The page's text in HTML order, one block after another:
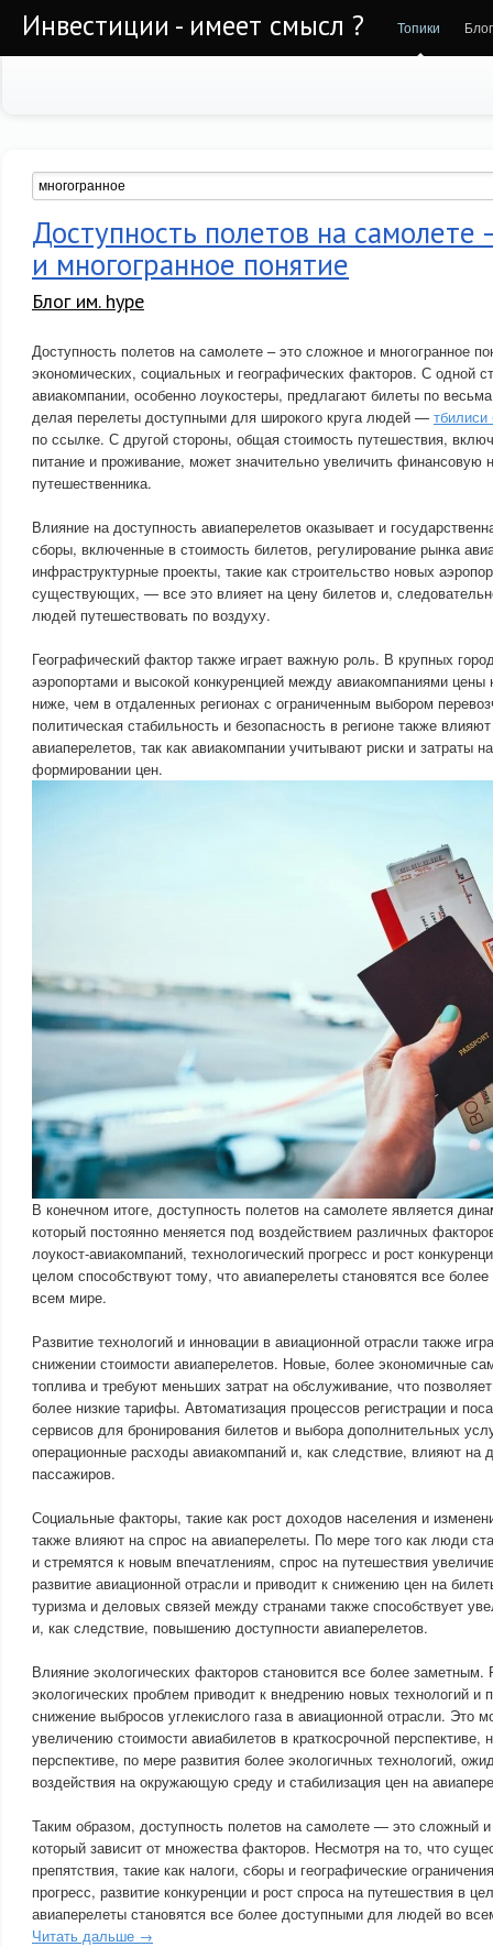
Инвестиции - имеет смысл ? Топики
Доступность полетов на самолете
и многогранное понятие
Блог им. hype
Доступность полетов на самолете – это сложное и многогранное
экономических, социальных и географических факторов. С одной
авиакомпании, особенно лоукостеры, предлагают билеты по
делая перелеты доступными для широкого круга людей — тбилиси
по ссылке. С другой стороны, общая стоимость путешествия,
питание и проживание, может значительно увеличить финансовую
путешественника.
Влияние на доступность авиаперелетов оказывает и
сборы, включенные в стоимость билетов, регулирование рынка
инфраструктурные проекты, такие как строительство новых
существующих, — все это влияет на цену билетов и,
людей путешествовать по воздуху.
Географический фактор также играет важную роль. В крупных
аэропортами и высокой конкуренцией между авиакомпаниями цены
ниже, чем в отдаленных регионах с ограниченным выбором
политическая стабильность и безопасность в регионе также
авиаперелетов, так как авиакомпании учитывают риски и затраты
формировании цен.
В конечном итоге, доступность полетов на самолете является
который постоянно меняется под воздействием различных
лоукост-авиакомпаний, технологический прогресс и рост
целом способствуют тому, что авиаперелеты становятся все
всем мире.
Развитие технологий и инновации в авиационной отрасли также
снижении стоимости авиаперелетов. Новые, более экономичные
топлива и требуют меньших затрат на обслуживание, что
более низкие тарифы. Автоматизация процессов регистрации и
сервисов для бронирования билетов и выбора дополнительных
операционные расходы авиакомпаний и, как следствие, влияют на
пассажиров.
Социальные факторы, такие как рост доходов населения и
также влияют на спрос на авиаперелеты. По мере того как люди
и стремятся к новым впечатлениям, спрос на путешествия
развитие авиационной отрасли и приводит к снижению цен на
туризма и деловых связей между странами также способствует
и, как следствие, повышению доступности авиаперелетов.
Влияние экологических факторов становится все более
экологических проблем приводит к внедрению новых технологий и
снижение выбросов углекислого газа в авиационной отрасли. Это
увеличению стоимости авиабилетов в краткосрочной перспективе,
перспективе, по мере развития более экологичных технологий,
воздействия на окружающую среду и стабилизация цен на
Таким образом, доступность полетов на самолете — это сложный
который зависит от множества факторов. Несмотря на то, что
препятствия, такие как налоги, сборы и географические
прогресс, развитие конкуренции и рост спроса на путешествия в
авиаперелеты становятся все более доступными для людей во
Читать дальше →